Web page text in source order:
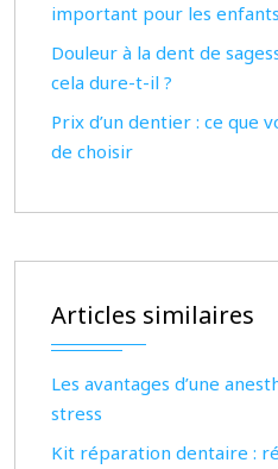
important pour les
Douleur à la dent de
cela dure-t-il ?
Prix d’un dentier : ce que
de choisir
Articles similaires
Les avantages d’une
stress
Kit réparation dentaire :